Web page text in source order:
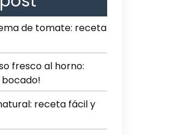
de tomate: receta
fresco al horno:
bocado!
receta fácil y